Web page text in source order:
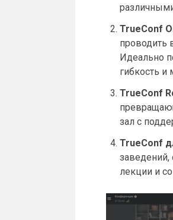
TrueConf
проводить
Идеально
гибкость и
TrueConf
зал с
TrueConf
заведений,
лекции и